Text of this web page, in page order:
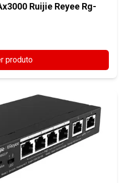
Ruijie Reyee Rg-
produto